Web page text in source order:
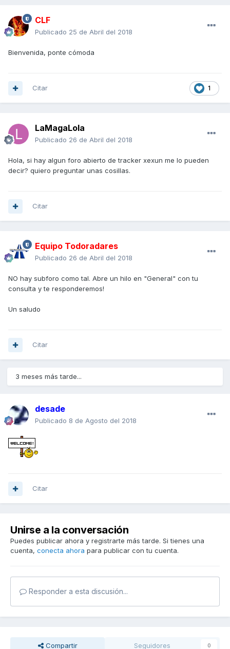
CLF
Publicado 25 de Abril del 2018
Bienvenida, ponte cómoda
1
Citar
LaMagaLola
Publicado 26 de Abril del 2018
Hola, si hay algun foro abierto de tracker xexun me lo pueden
decir? quiero preguntar unas cosillas.
Citar
Equipo Todoradares
Publicado 26 de Abril del 2018
NO hay subforo como tal. Abre un hilo en "General" con tu
consulta y te responderemos!
Un saludo
Citar
3 meses más tarde...
desade
Publicado 8 de Agosto del 2018
Citar
Unirse a la conversación
Puedes publicar ahora y registrarte más tarde. Si tienes una
cuenta, conecta ahora para publicar con tu cuenta.
Responder a esta discusión...
Compartir Seguidores 0